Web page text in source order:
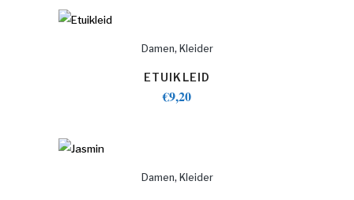
Damen, Kleider
ETUIKLEID
€9,20
Damen, Kleider